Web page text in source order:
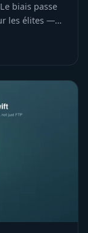
biais passe
les élites —